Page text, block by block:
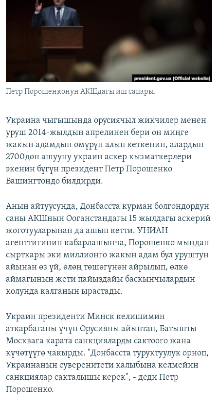
ЭЖЕ-СИҢДИЛЕР
АЗАТТЫК+
ОНЛАЙН ШЕРИНЕ
ЭЕ/АРнун бардык сайттары
Петр Порошенконун АКШдагы иш сапары.
Украина чыгышында орусиячыл жикчилер менен
уруш 2014-жылдын апрелинен бери он миңге
жакын адамдын өмүрүн алып кеткенин, алардын
2700дөн ашууну украин аскер кызматкерлери
экенин бүгүн президент Петр Порошенко
Вашингтондо билдирди.
Анын айтуусунда, Донбасста курман болгондордун
саны АКШнын Ооганстандагы 15 жылдагы аскерий
жоготууларынан да ашып кетти. УНИАН
агенттигинин кабарлашынча, Порошенко мындан
сырткары эки миллионго жакын адам бул уруштун
айынан өз үй, өлөң төшөгүнөн айрылып, өлкө
аймагынын жети пайыздайы баскынчылардын
колунда калганын ырастады.
Украин президенти Минск келишимин
аткарбаганы үчүн Орусияны айыптап, Батышты
Москвага карата санкцияларды сактоого жана
күчөтүүгө чакырды. "Донбасста туруктуулук орноп,
Украинанын суверенитети калыбына келмейин
санкциялар сакталышы керек", - деди Петр
Порошенко.